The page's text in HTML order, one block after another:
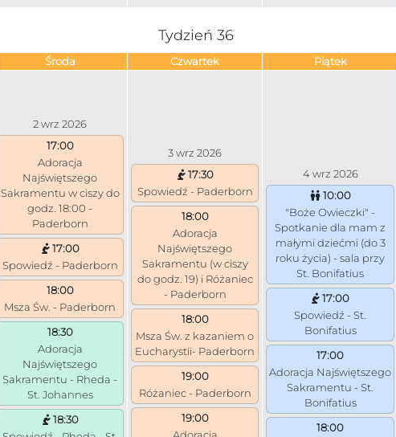
Tydzień 36
Środa Czwartek Piątek
2 wrz 2026
17:00
Adoracja
Najświętszego
Sakramentu w ciszy do
godz. 18:00 -
Paderborn
17:00
Spowiedź - Paderborn
18:00
Msza Św. - Paderborn
18:30
Adoracja
Najświętszego
Sakramentu - Rheda -
St. Johannes
18:30
3 wrz 2026
17:30
Spowiedź - Paderborn
18:00
Adoracja
Najświętszego
Sakramentu (w ciszy
do godz. 19) i Różaniec
- Paderborn
18:00
Msza Św. z kazaniem o
Eucharystii- Paderborn
19:00
Różaniec - Paderborn
19:00
4 wrz 2026
10:00
"Boże Owieczki" -
Spotkanie dla mam z
małymi dziećmi (do 3
roku życia) - sala przy
St. Bonifatius
17:00
Spowiedź - St.
Bonifatius
17:00
Adoracja Najświętszego
Sakramentu - St.
Bonifatius
18:00